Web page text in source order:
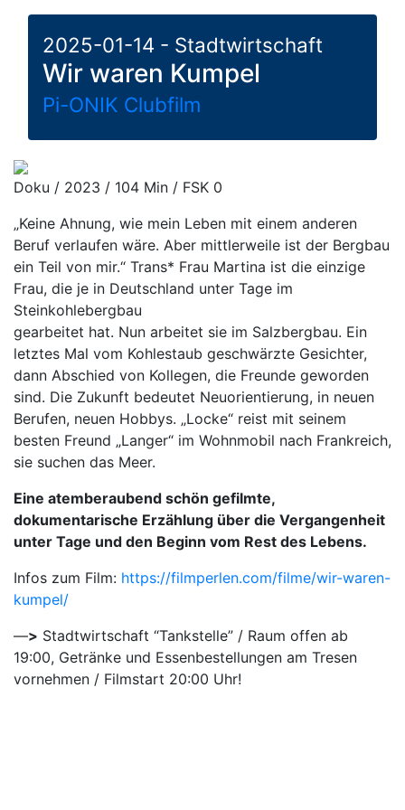
2025-01-14 - Stadtwirtschaft
Wir waren Kumpel
Pi-ONIK Clubfilm
Doku / 2023 / 104 Min / FSK 0
„Keine Ahnung, wie mein Leben mit einem anderen
Beruf verlaufen wäre. Aber mittlerweile ist der Bergbau
ein Teil von mir.“ Trans* Frau Martina ist die einzige
Frau, die je in Deutschland unter Tage im
Steinkohlebergbau
gearbeitet hat. Nun arbeitet sie im Salzbergbau. Ein
letztes Mal vom Kohlestaub geschwärzte Gesichter,
dann Abschied von Kollegen, die Freunde geworden
sind. Die Zukunft bedeutet Neuorientierung, in neuen
Berufen, neuen Hobbys. „Locke“ reist mit seinem
besten Freund „Langer“ im Wohnmobil nach Frankreich,
sie suchen das Meer.
Eine atemberaubend schön gefilmte,
dokumentarische Erzählung über die Vergangenheit
unter Tage und den Beginn vom Rest des Lebens.
Infos zum Film: https://filmperlen.com/filme/wir-waren-
kumpel/
—> Stadtwirtschaft “Tankstelle” / Raum offen ab
19:00, Getränke und Essenbestellungen am Tresen
vornehmen / Filmstart 20:00 Uhr!